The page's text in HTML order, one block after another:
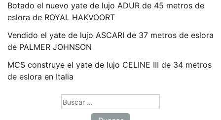
Botado el nuevo yate de lujo ADUR de 45 metros de
eslora de ROYAL HAKVOORT
Vendido el yate de lujo ASCARI de 37 metros de eslora
de PALMER JOHNSON
MCS construye el yate de lujo CELINE III de 34 metros
de eslora en Italia